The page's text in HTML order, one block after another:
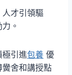
才引領驅
。
極引進包養 優
舍和講授點